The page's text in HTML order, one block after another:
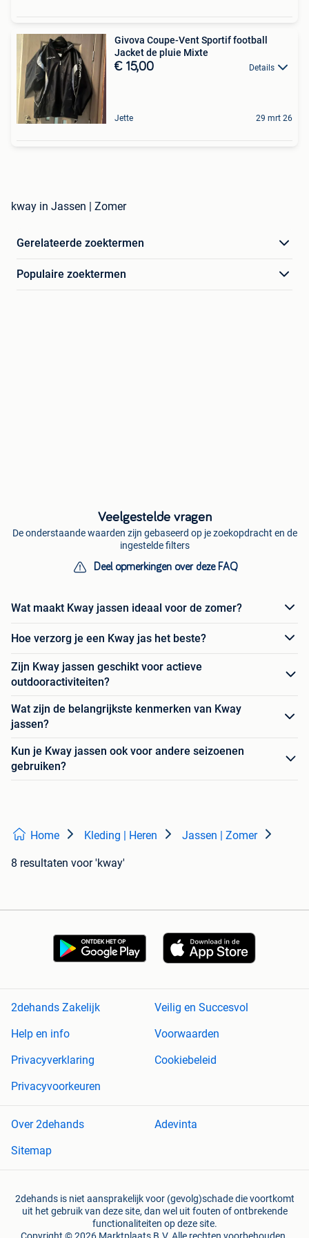
Givova Coupe-Vent Sportif football
Jacket de pluie Mixte
€ 15,00 Details
Jette 29 mrt 26
kway in Jassen | Zomer
Gerelateerde zoektermen
Populaire zoektermen
Veelgestelde vragen
De onderstaande waarden zijn gebaseerd op je zoekopdracht en de
ingestelde filters
Deel opmerkingen over deze FAQ
Wat maakt Kway jassen ideaal voor de zomer?
Hoe verzorg je een Kway jas het beste?
Zijn Kway jassen geschikt voor actieve
outdooractiviteiten?
Wat zijn de belangrijkste kenmerken van Kway
jassen?
Kun je Kway jassen ook voor andere seizoenen
gebruiken?
Home Kleding | Heren Jassen | Zomer
8 resultaten voor 'kway'
2dehands Zakelijk
Veilig en Succesvol
Help en info
Voorwaarden
Privacyverklaring
Cookiebeleid
Privacyvoorkeuren
Over 2dehands
Adevinta
Sitemap
2dehands is niet aansprakelijk voor (gevolg)schade die voortkomt
uit het gebruik van deze site, dan wel uit fouten of ontbrekende
functionaliteiten op deze site.